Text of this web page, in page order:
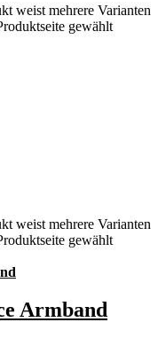
weist mehrere Varianten
gewählt
weist mehrere Varianten
gewählt
Armband